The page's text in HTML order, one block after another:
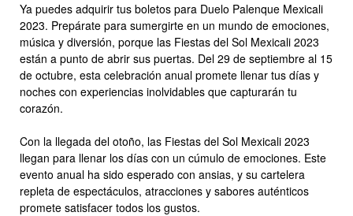
Ya puedes adquirir tus boletos para Duelo Palenque Mexicali
2023. Prepárate para sumergirte en un mundo de emociones,
música y diversión, porque las Fiestas del Sol Mexicali 2023
están a punto de abrir sus puertas. Del 29 de septiembre al 15
de octubre, esta celebración anual promete llenar tus días y
noches con experiencias inolvidables que capturarán tu
corazón.
Con la llegada del otoño, las Fiestas del Sol Mexicali 2023
llegan para llenar los días con un cúmulo de emociones. Este
evento anual ha sido esperado con ansias, y su cartelera
repleta de espectáculos, atracciones y sabores auténticos
promete satisfacer todos los gustos.